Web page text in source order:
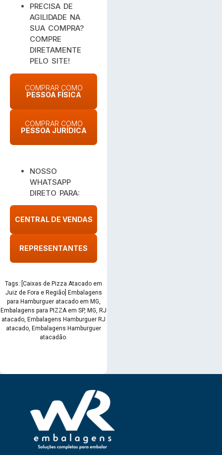
PRECISA DE
AGILIDADE NA
SUA COMPRA?
COMPRE
DIRETAMENTE
PELO SITE!
COMPRAR COMO
PESSOA FÍSICA
COMPRAR COMO
PESSOA JURÍDICA
NOSSO
WHATSAPP
DIRETO PARA:
CENTRAL DE VENDAS
REPRESENTANTES
Tags: [Caixas de Pizza Atacado em
Juiz de Fora e Região] Embalagens
para Hamburguer atacado em MG,
Embalagens para PIZZA em SP, MG, RJ
atacado, Embalagens Hamburguer RJ
atacado, Embalagens Hamburguer
atacadão.